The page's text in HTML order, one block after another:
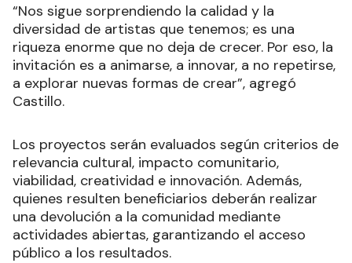
“Nos sigue sorprendiendo la calidad y la
diversidad de artistas que tenemos; es una
riqueza enorme que no deja de crecer. Por eso, la
invitación es a animarse, a innovar, a no repetirse,
a explorar nuevas formas de crear”, agregó
Castillo.
Los proyectos serán evaluados según criterios de
relevancia cultural, impacto comunitario,
viabilidad, creatividad e innovación. Además,
quienes resulten beneficiarios deberán realizar
una devolución a la comunidad mediante
actividades abiertas, garantizando el acceso
público a los resultados.